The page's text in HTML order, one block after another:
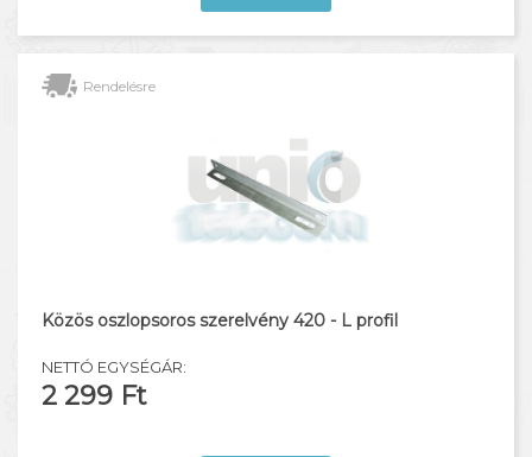
Rendelésre
Közös oszlopsoros szerelvény 420 - L profil
NETTÓ EGYSÉGÁR:
2 299 Ft